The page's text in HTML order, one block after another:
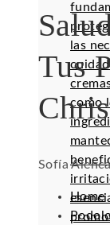
las
como
Tus
Sofía
Home